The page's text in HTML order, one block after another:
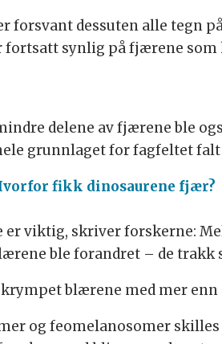
forsvant dessuten alle tegn
fortsatt synlig på fjærene
delene av fjærene ble
grunnlaget for fagfeltet falt
fikk dinosaurene fjær?
er viktig, skriver forskerne:
ble forandret – de
krympet blærene med mer enn
og feomelanosomer